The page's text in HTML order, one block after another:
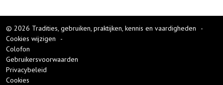
© 2026 Tradities, gebruiken, praktijken, kennis en vaardigheden
-
Cookies wijzigen
-
Colofon
Gebruikersvoorwaarden
Privacybeleid
Cookies